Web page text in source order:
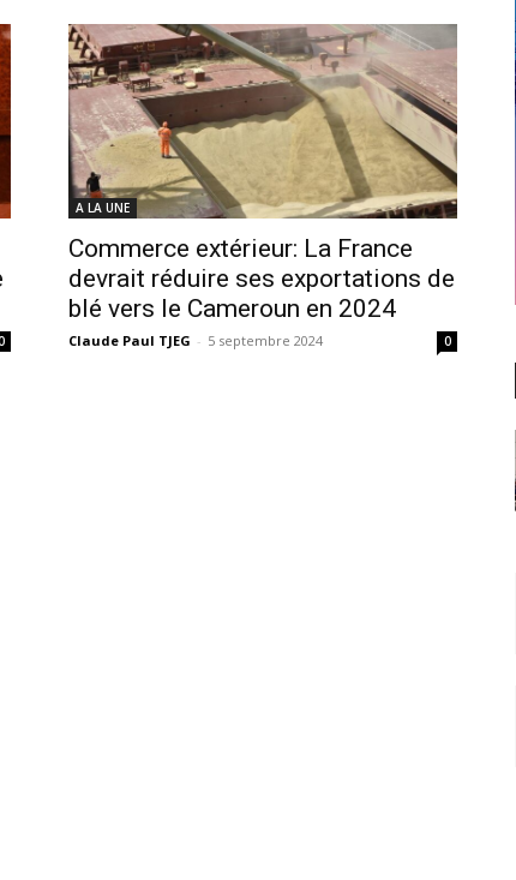
A LA UNE
Commerce extérieur: La France
devrait réduire ses exportations de
blé vers le Cameroun en 2024
Claude Paul TJEG - 5 septembre 2024 0